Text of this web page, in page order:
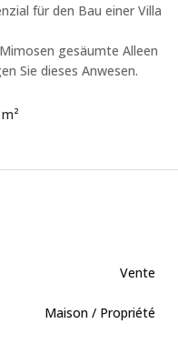
für den Bau einer Villa
gesäumte Alleen
Sie dieses Anwesen.
Vente
Maison / Propriété